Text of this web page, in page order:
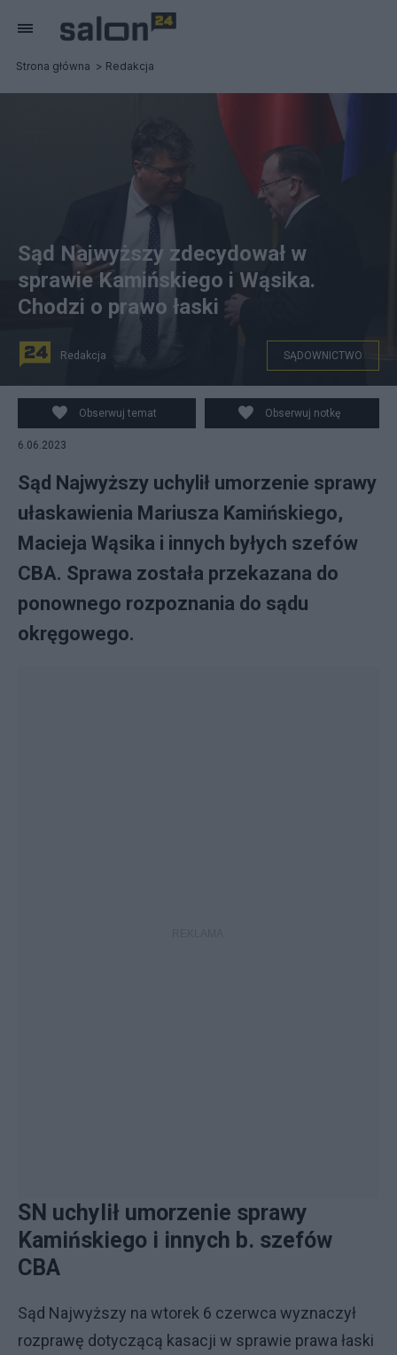
Strona główna Redakcja
Minister spraw wewnętrznych i administracji Mariusz
Kamiński (P) oraz wiceminister spraw wewnętrznych i
administracji Maciej Wąsik (L), fot. PAP/Tomasz Gzell
Sąd Najwyższy zdecydował w
sprawie Kamińskiego i Wąsika.
Chodzi o prawo łaski
Redakcja SĄDOWNICTWO
Obserwuj temat Obserwuj notkę
6.06.2023
Sąd Najwyższy uchylił umorzenie sprawy
ułaskawienia Mariusza Kamińskiego,
Macieja Wąsika i innych byłych szefów
CBA. Sprawa została przekazana do
ponownego rozpoznania do sądu
okręgowego.
SN uchylił umorzenie sprawy
Kamińskiego i innych b. szefów
CBA
Sąd Najwyższy na wtorek 6 czerwca wyznaczył
rozprawę dotyczącą kasacji w sprawie prawa łaski